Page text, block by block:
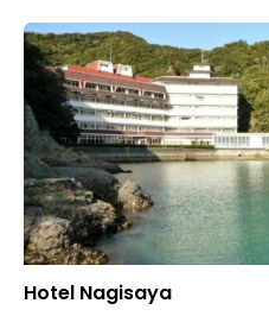
Hotel Nagisaya